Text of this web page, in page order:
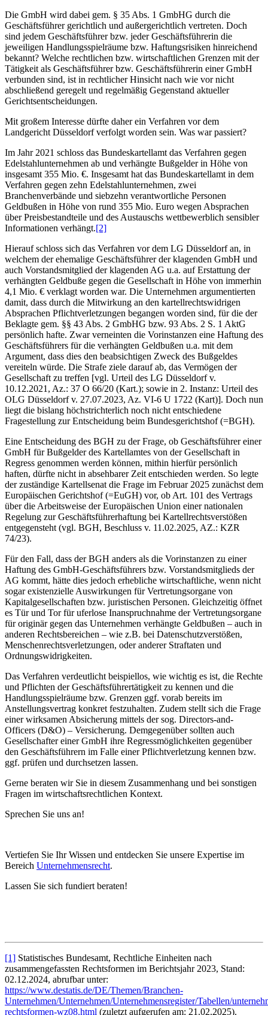
Die GmbH wird dabei gem. § 35 Abs. 1 GmbHG durch die
Geschäftsführer gerichtlich und außergerichtlich vertreten. Doch
sind jedem Geschäftsführer bzw. jeder Geschäftsführerin die
jeweiligen Handlungsspielräume bzw. Haftungsrisiken hinreichend
bekannt? Welche rechtlichen bzw. wirtschaftlichen Grenzen mit der
Tätigkeit als Geschäftsführer bzw. Geschäftsführerin einer GmbH
verbunden sind, ist in rechtlicher Hinsicht nach wie vor nicht
abschließend geregelt und regelmäßig Gegenstand aktueller
Gerichtsentscheidungen.
Mit großem Interesse dürfte daher ein Verfahren vor dem
Landgericht Düsseldorf verfolgt worden sein. Was war passiert?
Im Jahr 2021 schloss das Bundeskartellamt das Verfahren gegen
Edelstahlunternehmen ab und verhängte Bußgelder in Höhe von
insgesamt 355 Mio. €. Insgesamt hat das Bundeskartellamt in dem
Verfahren gegen zehn Edelstahlunternehmen, zwei
Branchenverbände und siebzehn verantwortliche Personen
Geldbußen in Höhe von rund 355 Mio. Euro wegen Absprachen
über Preisbestandteile und des Austauschs wettbewerblich sensibler
Informationen verhängt.[2]
Hierauf schloss sich das Verfahren vor dem LG Düsseldorf an, in
welchem der ehemalige Geschäftsführer der klagenden GmbH und
auch Vorstandsmitglied der klagenden AG u.a. auf Erstattung der
verhängten Geldbuße gegen die Gesellschaft in Höhe von immerhin
4,1 Mio. € verklagt worden war. Die Unternehmen argumentierten
damit, dass durch die Mitwirkung an den kartellrechtswidrigen
Absprachen Pflichtverletzungen begangen worden sind, für die der
Beklagte gem. §§ 43 Abs. 2 GmbHG bzw. 93 Abs. 2 S. 1 AktG
persönlich hafte. Zwar verneinten die Vorinstanzen eine Haftung des
Geschäftsführers für die verhängten Geldbußen u.a. mit dem
Argument, dass dies den beabsichtigen Zweck des Bußgeldes
vereiteln würde. Die Strafe ziele darauf ab, das Vermögen der
Gesellschaft zu treffen [vgl. Urteil des LG Düsseldorf v.
10.12.2021, Az.: 37 O 66/20 (Kart.); sowie in 2. Instanz: Urteil des
OLG Düsseldorf v. 27.07.2023, Az. VI-6 U 1722 (Kart)]. Doch nun
liegt die bislang höchstrichterlich noch nicht entschiedene
Fragestellung zur Entscheidung beim Bundesgerichtshof (=BGH).
Eine Entscheidung des BGH zu der Frage, ob Geschäftsführer einer
GmbH für Bußgelder des Kartellamtes von der Gesellschaft in
Regress genommen werden können, mithin hierfür persönlich
haften, dürfte nicht in absehbarer Zeit entschieden werden. So legte
der zuständige Kartellsenat die Frage im Februar 2025 zunächst dem
Europäischen Gerichtshof (=EuGH) vor, ob Art. 101 des Vertrags
über die Arbeitsweise der Europäischen Union einer nationalen
Regelung zur Geschäftsführerhaftung bei Kartellrechtsverstößen
entgegensteht (vgl. BGH, Beschluss v. 11.02.2025, AZ.: KZR
74/23).
Für den Fall, dass der BGH anders als die Vorinstanzen zu einer
Haftung des GmbH-Geschäftsführers bzw. Vorstandsmitglieds der
AG kommt, hätte dies jedoch erhebliche wirtschaftliche, wenn nicht
sogar existenzielle Auswirkungen für Vertretungsorgane von
Kapitalgesellschaften bzw. juristischen Personen. Gleichzeitig öffnet
es Tür und Tor für uferlose Inanspruchnahme der Vertretungsorgane
für originär gegen das Unternehmen verhängte Geldbußen – auch in
anderen Rechtsbereichen – wie z.B. bei Datenschutzverstößen,
Menschenrechtsverletzungen, oder anderer Straftaten und
Ordnungswidrigkeiten.
Das Verfahren verdeutlicht beispiellos, wie wichtig es ist, die Rechte
und Pflichten der Geschäftsführertätigkeit zu kennen und die
Handlungsspielräume bzw. Grenzen ggf. vorab bereits im
Anstellungsvertrag konkret festzuhalten. Zudem stellt sich die Frage
einer wirksamen Absicherung mittels der sog. Directors-and-
Officers (D&O) – Versicherung. Demgegenüber sollten auch
Gesellschafter einer GmbH ihre Regressmöglichkeiten gegenüber
den Geschäftsführern im Falle einer Pflichtverletzung kennen bzw.
ggf. prüfen und durchsetzen lassen.
Gerne beraten wir Sie in diesem Zusammenhang und bei sonstigen
Fragen im wirtschaftsrechtlichen Kontext.
Sprechen Sie uns an!
Vertiefen Sie Ihr Wissen und entdecken Sie unsere Expertise im
Bereich Unternehmensrecht.
Lassen Sie sich fundiert beraten!
[1] Statistisches Bundesamt, Rechtliche Einheiten nach
zusammengefassten Rechtsformen im Berichtsjahr 2023, Stand:
02.12.2024, abrufbar unter:
https://www.destatis.de/DE/Themen/Branchen-
Unternehmen/Unternehmen/Unternehmensregister/Tabellen/
rechtsformen-wz08.html (zuletzt aufgerufen am: 21.02.2025).